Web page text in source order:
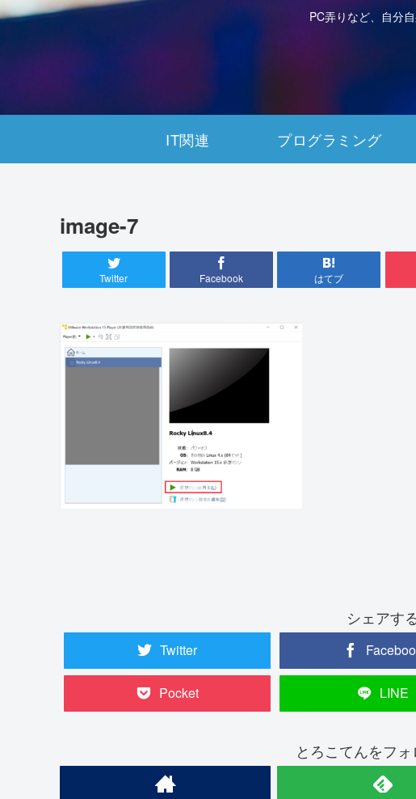
PC弄りなど、自分
IT関連 プログラミング
image-7
Twitter Facebook はてブ
シェアす
Twitter
Pocket LINE
とろこてんをフ